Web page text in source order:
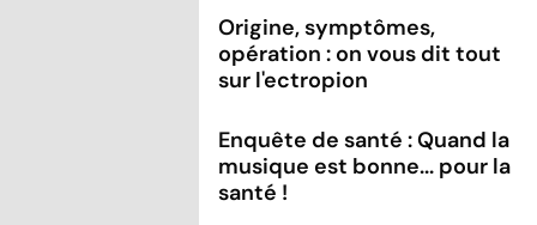
Origine, symptômes,
opération : on vous dit tout
sur l'ectropion
Enquête de santé : Quand la
musique est bonne... pour la
santé !